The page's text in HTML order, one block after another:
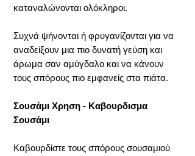
καταναλώνονται ολόκληροι.
Συχνά ψήνονται ή φρυγανίζονται για να
αναδείξουν μια πιο δυνατή γεύση και
άρωμα σαν αμύγδαλο και να κάνουν
τους σπόρους πιο εμφανείς στα πιάτα.
Σουσάμι Χρηση - Καβουρδισμα
Σουσάμι
Καβουρδίστε τους σπόρους σουσαμιού